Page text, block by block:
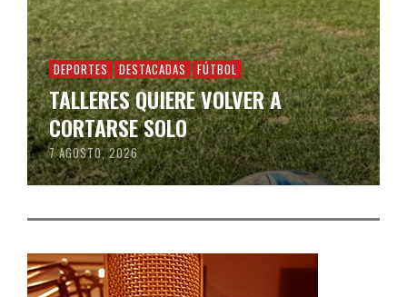
DEPORTES DESTACADAS FÚTBOL
TALLERES QUIERE VOLVER A
CORTARSE SOLO
7 AGOSTO, 2026